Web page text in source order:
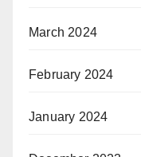
March 2024
February 2024
January 2024